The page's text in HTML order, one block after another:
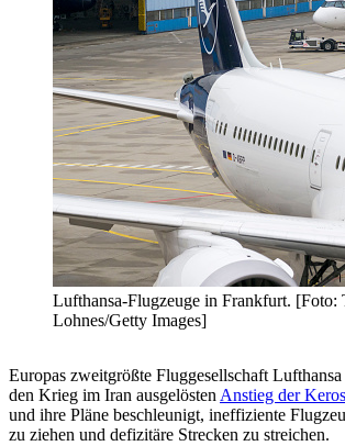
Lufthansa-Flugzeuge in Frankfurt. [Foto:
Lohnes/Getty Images]
Europas zweitgrößte Fluggesellschaft
den Krieg im Iran ausgelösten Anstieg der
und ihre Pläne beschleunigt, ineffiziente
zu ziehen und defizitäre Strecken zu streichen.